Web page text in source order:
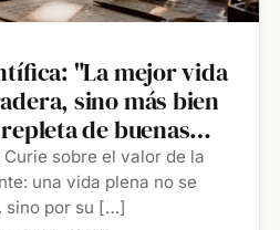
"La mejor vida
sino más bien
de buenas
sobre el valor de la
una vida plena no se
sino por su […]